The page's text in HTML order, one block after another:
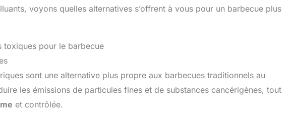
voyons quelles alternatives s’offrent à vous pour un barbecue plus
toxiques pour le barbecue
sont une alternative plus propre aux barbecues traditionnels au
les émissions de particules fines et de substances cancérigènes, tout
et contrôlée.